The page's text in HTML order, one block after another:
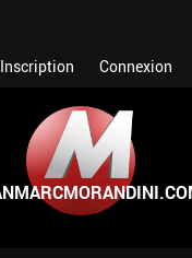
Inscription Connexion